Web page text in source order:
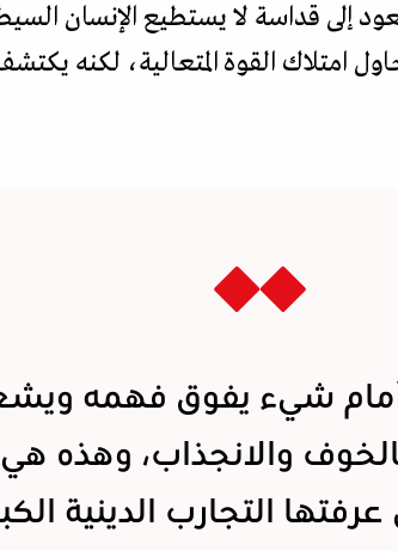
يعود إلى قداسة لا يستطيع الإنسان
امتلاك القوة المتعالية، لكنه
شيء يفوق فهمه
والانجذاب، وهذه هي
التجارب الدينية